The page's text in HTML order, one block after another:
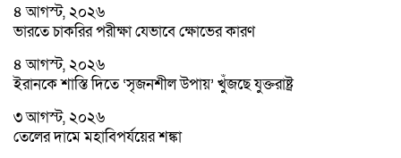
৪ আগস্ট, ২০২৬
ভারতে চাকরির পরীক্ষা যেভাবে ক্ষোভের কারণ
৪ আগস্ট, ২০২৬
ইরানকে শাস্তি দিতে ‘সৃজনশীল উপায়’ খুঁজছে যুক্তরাষ্ট্র
৩ আগস্ট, ২০২৬
তেলের দামে মহাবিপর্যয়ের শঙ্কা